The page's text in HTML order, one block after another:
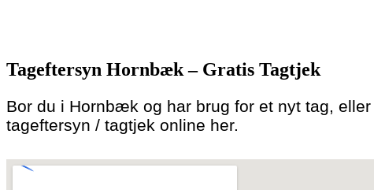
to
content
Tageftersyn Hornbæk – Gratis Tagtjek
Bor du i Hornbæk og har brug for et nyt tag,
tageftersyn / tagtjek online her.